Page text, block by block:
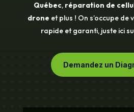
Québec, réparation de
drone et plus ! On s’occupe
rapide et garanti, juste ici
Demandez un